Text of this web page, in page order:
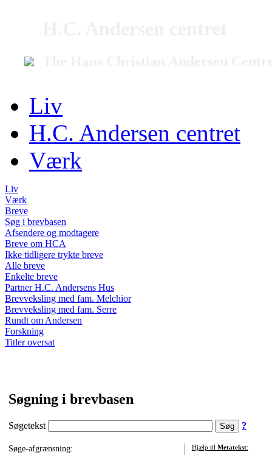
Liv
H.C. Andersen centret
Værk
Liv
Værk
Breve
Søg i brevbasen
Afsendere og modtagere
Breve om HCA
Ikke tidligere trykte breve
Alle breve
Enkelte breve
Partner H.C. Andersens Hus
Brevveksling med fam. Melchior
Brevveksling med fam. Serre
Rundt om Andersen
Forskning
Titler oversat
Søgning i brevbasen
Søgetekst ?
Søge-afgrænsning:
Hjælp til Metatekst: